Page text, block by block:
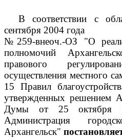
В соответствии с
сентября 2004 года
№259-внеоч.-ОЗ "О
полномочий
правового
осуществления местного
15 Правил
утвержденных решением
Думы от 25
Администрация
Архангельск"